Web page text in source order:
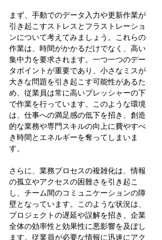
まず、手動でのデータ入力や更新作業が
引き起こすストレスとフラストレーショ
ンについて考えてみましょう。これらの
作業は、時間がかかるだけでなく、高い
集中力を要求されます。一つ一つのデー
タポイントが重要であり、小さなミスが
大きな問題を引き起こす可能性があるた
め、従業員は常に高いプレッシャーの下
で作業を行っています。このような環境
は、仕事への満足感の低下を招き、創造
的な業務や専門スキルの向上に費やすべ
き時間とエネルギーを奪ってしまいま
す。
さらに、業務プロセスの複雑化は、情報
の孤立やアクセスの困難さを引き起こ
し、チーム間のコミュニケーションの障
壁となっています。このような状況は、
プロジェクトの遅延や誤解を招き、企業
全体の効率性と効果性に悪影響を及ぼし
ます。従業員が必要な情報に迅速にアク